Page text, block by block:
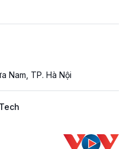
Nam, TP. Hà Nội